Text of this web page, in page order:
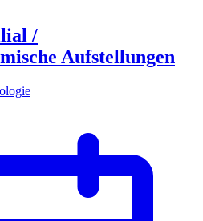
/
Aufstellungen